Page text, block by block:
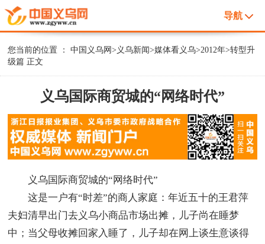
导航
您当前的位置 ：中国义乌网> 义乌新闻>媒体看义乌>2012年>转型升
级篇 正文
义乌国际商贸城的“网络时代”
义乌国际商贸城的“网络时代”
这是一户有“时差”的商人家庭：年近五十的王君萍
夫妇清早出门去义乌小商品市场出摊，儿子尚在睡梦
中；当父母收摊回家入睡了，儿子却在网上谈生意谈得